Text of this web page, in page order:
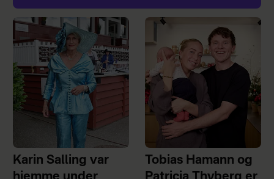
Karin Salling var
Tobias Hamann og